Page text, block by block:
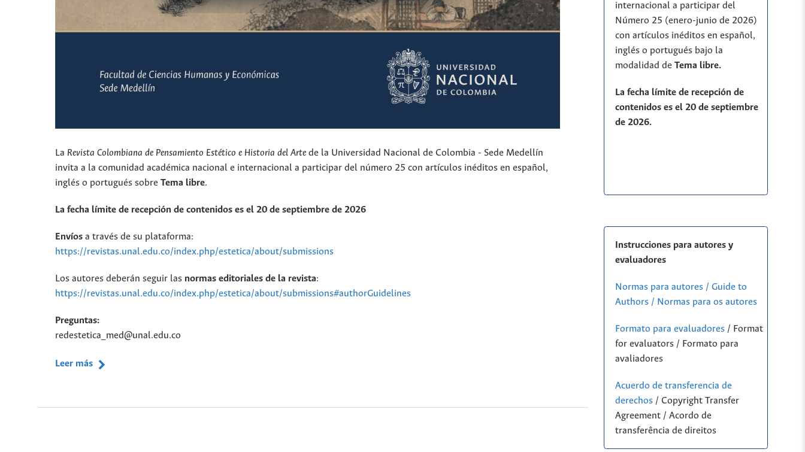
La Revista Colombiana de Pensamiento Estético e Historia del Arte de la Universidad Nacional de Colombia - Sede Medellín
invita a la comunidad académica nacional e internacional a participar del número 25 con artículos inéditos en español,
inglés o portugués sobre Tema libre.
La fecha límite de recepción de contenidos es el 20 de septiembre de 2026
Envíos a través de su plataforma:
https://revistas.unal.edu.co/index.php/estetica/about/submissions
Los autores deberán seguir las normas editoriales de la revista:
https://revistas.unal.edu.co/index.php/estetica/about/submissions#authorGuidelines
Preguntas:
redestetica_med@unal.edu.co
Leer más
internacional a participar del
Número 25 (enero-junio de 2026)
con artículos inéditos en español,
inglés o portugués bajo la
modalidad de Tema libre.
La fecha límite de recepción de
contenidos es el 20 de septiembre
de 2026.
Instrucciones para autores y
evaluadores
Normas para autores / Guide to
Authors / Normas para os autores
Formato para evaluadores/ Format
for evaluators / Formato para
avaliadores
Acuerdo de transferencia de
derechos/ Copyright Transfer
Agreement / Acordo de
transferência de direitos